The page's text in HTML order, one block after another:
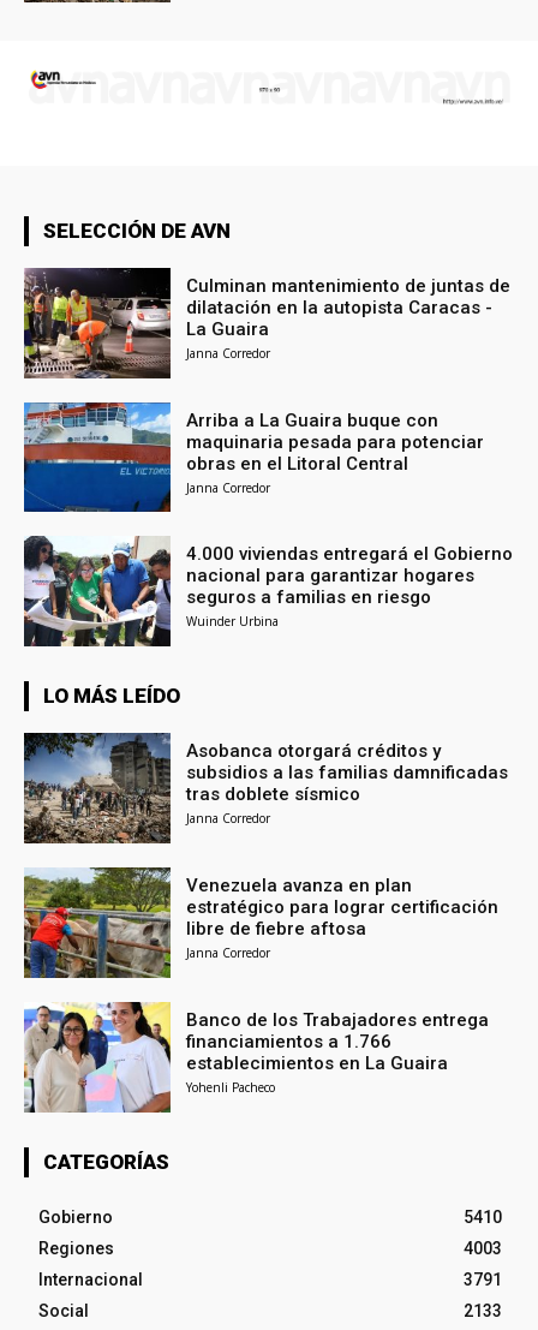
SELECCIÓN DE AVN
Culminan mantenimiento de juntas de
dilatación en la autopista Caracas -
La Guaira
Janna Corredor
Arriba a La Guaira buque con
maquinaria pesada para potenciar
obras en el Litoral Central
Janna Corredor
4.000 viviendas entregará el Gobierno
nacional para garantizar hogares
seguros a familias en riesgo
Wuinder Urbina
LO MÁS LEÍDO
Asobanca otorgará créditos y
subsidios a las familias damnificadas
tras doblete sísmico
Janna Corredor
Venezuela avanza en plan
estratégico para lograr certificación
libre de fiebre aftosa
Janna Corredor
Banco de los Trabajadores entrega
financiamientos a 1.766
establecimientos en La Guaira
Yohenli Pacheco
CATEGORÍAS
Gobierno
5410
Regiones
4003
Internacional
3791
Social
2133